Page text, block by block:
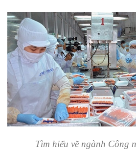
Tìm hiểu về ngành Công